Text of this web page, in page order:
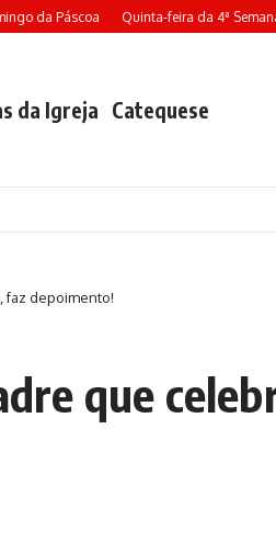
da Páscoa Quinta-feira da 4ª
da Igreja Catequese
faz depoimento!
que